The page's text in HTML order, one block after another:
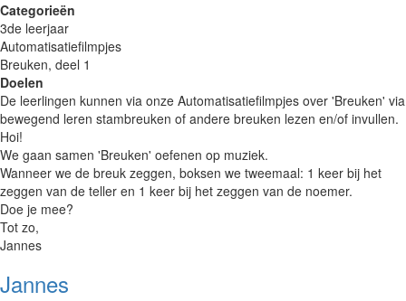
Categorieën
3de leerjaar
Automatisatiefilmpjes
Breuken, deel 1
Doelen
De leerlingen kunnen via onze Automatisatiefilmpjes over 'Breuken' via
bewegend leren stambreuken of andere breuken lezen en/of invullen.
Hoi!
We gaan samen 'Breuken' oefenen op muziek.
Wanneer we de breuk zeggen, boksen we tweemaal: 1 keer bij het
zeggen van de teller en 1 keer bij het zeggen van de noemer.
Doe je mee?
Tot zo,
Jannes
Jannes